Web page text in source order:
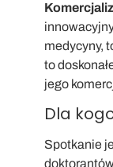
medycyny,
to
jego
Dla
Spotkanie